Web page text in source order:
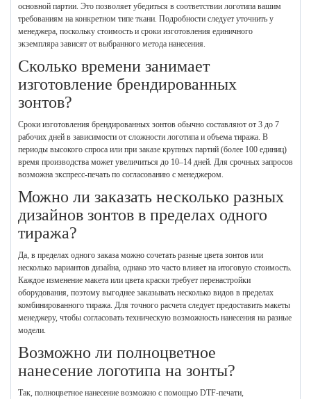
основной партии. Это позволяет убедиться в соответствии логотипа вашим
требованиям на конкретном типе ткани. Подробности следует уточнить у
менеджера, поскольку стоимость и сроки изготовления единичного
экземпляра зависят от выбранного метода нанесения.
Сколько времени занимает
изготовление брендированных
зонтов?
Сроки изготовления брендированных зонтов обычно составляют от 3 до 7
рабочих дней в зависимости от сложности логотипа и объема тиража. В
периоды высокого спроса или при заказе крупных партий (более 100 единиц)
время производства может увеличиться до 10–14 дней. Для срочных запросов
возможна экспресс-печать по согласованию с менеджером.
Можно ли заказать несколько разных
дизайнов зонтов в пределах одного
тиража?
Да, в пределах одного заказа можно сочетать разные цвета зонтов или
несколько вариантов дизайна, однако это часто влияет на итоговую стоимость.
Каждое изменение макета или цвета краски требует перенастройки
оборудования, поэтому выгоднее заказывать несколько видов в пределах
комбинированного тиража. Для точного расчета следует предоставить макеты
менеджеру, чтобы согласовать техническую возможность нанесения на разные
модели.
Возможно ли полноцветное
нанесение логотипа на зонты?
Так, полноцветное нанесение возможно с помощью DTF-печати,